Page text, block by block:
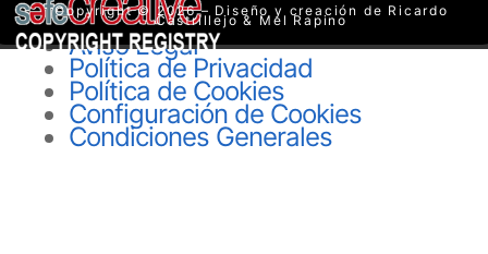
Copyright © 2026 – Diseño y creación de Ricardo
Castrillejo & Mel Rapino
Aviso Legal
Política de Privacidad
Política de Cookies
Configuración de Cookies
Condiciones Generales